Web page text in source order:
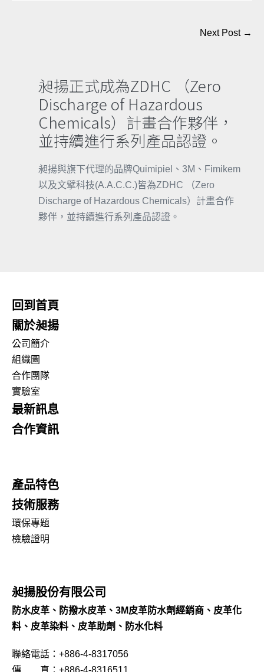
Next Post →
昶揚正式成為ZDHC （Zero
Discharge of Hazardous
Chemicals）計畫合作夥伴，
並持續進行系列產品認證。
昶揚與旗下代理的品牌Quimipiel、3M、Fimikem
以及文擘科技(A.A.C.C.)皆為ZDHC （Zero
Discharge of Hazardous Chemicals）計畫合作
夥伴，並持續進行系列產品認證。
回到首頁
關於昶揚
公司簡介
組織圖
合作團隊
實驗室
最新訊息
合作資訊
產品特色
技術服務
環保專題
檢驗證明
昶揚股份有限公司
防水皮革、防撥水皮革、3M皮革防水劑經銷商、皮革化
料、皮革染料、皮革助劑、防水化料
聯絡電話：+886-4-8317056